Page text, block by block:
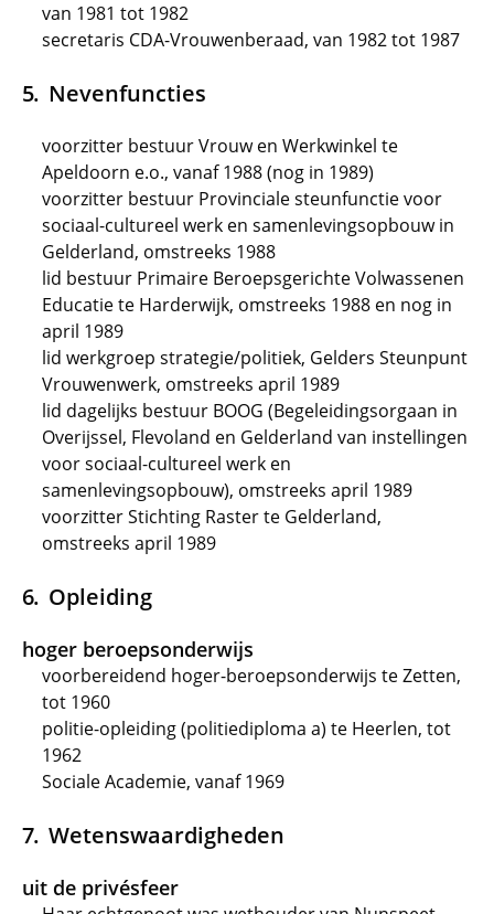
van 1981 tot 1982
secretaris CDA-Vrouwenberaad, van 1982 tot 1987
Nevenfuncties
voorzitter bestuur Vrouw en Werkwinkel te
Apeldoorn e.o., vanaf 1988 (nog in 1989)
voorzitter bestuur Provinciale steunfunctie voor
sociaal-cultureel werk en samenlevingsopbouw in
Gelderland, omstreeks 1988
lid bestuur Primaire Beroepsgerichte Volwassenen
Educatie te Harderwijk, omstreeks 1988 en nog in
april 1989
lid werkgroep strategie/politiek, Gelders Steunpunt
Vrouwenwerk, omstreeks april 1989
lid dagelijks bestuur BOOG (Begeleidingsorgaan in
Overijssel, Flevoland en Gelderland van instellingen
voor sociaal-cultureel werk en
samenlevingsopbouw), omstreeks april 1989
voorzitter Stichting Raster te Gelderland,
omstreeks april 1989
Opleiding
hoger beroepsonderwijs
voorbereidend hoger-beroepsonderwijs te Zetten,
tot 1960
politie-opleiding (politiediploma a) te Heerlen, tot
1962
Sociale Academie, vanaf 1969
Wetenswaardigheden
uit de privésfeer